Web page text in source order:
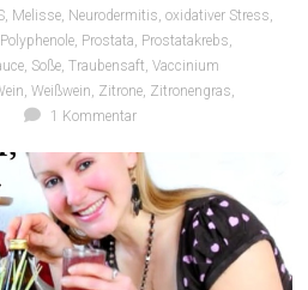
, Melisse, Neurodermitis,oxidativer Stress,
Polyphenole, Prostata, Prostatakrebs,
, Soße,Traubensaft,Vaccinium
,Weißwein, Zitrone, Zitronengras,
1 Kommentar